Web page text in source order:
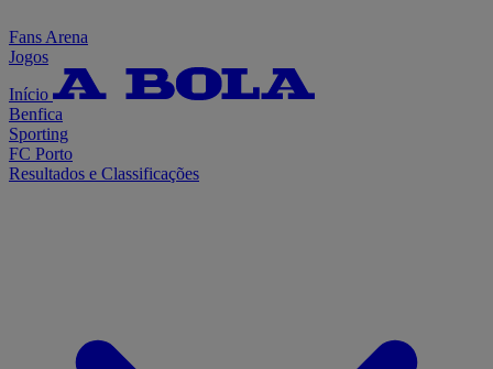
Fans Arena
Jogos
Início
Benfica
Sporting
FC Porto
Resultados e Classificações